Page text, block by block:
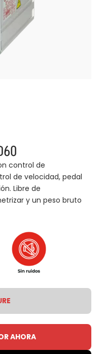
control de
de velocidad, pedal
Libre de
y un peso bruto
AHORA